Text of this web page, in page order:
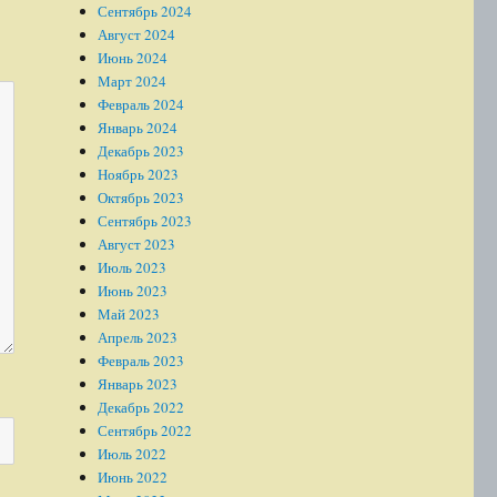
Сентябрь 2024
Август 2024
Июнь 2024
Март 2024
Февраль 2024
Январь 2024
Декабрь 2023
Ноябрь 2023
Октябрь 2023
Сентябрь 2023
Август 2023
Июль 2023
Июнь 2023
Май 2023
Апрель 2023
Февраль 2023
Январь 2023
Декабрь 2022
Сентябрь 2022
Июль 2022
Июнь 2022